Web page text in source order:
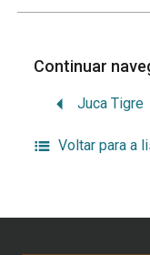
Continuar
Juca Tigre
Voltar para a